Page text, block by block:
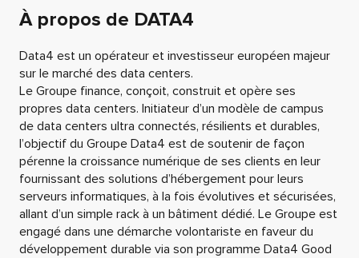
À propos de DATA4
Data4 est un opérateur et investisseur européen majeur
sur le marché des data centers.
Le Groupe finance, conçoit, construit et opère ses
propres data centers. Initiateur d’un modèle de campus
de data centers ultra connectés, résilients et durables,
l’objectif du Groupe Data4 est de soutenir de façon
pérenne la croissance numérique de ses clients en leur
fournissant des solutions d’hébergement pour leurs
serveurs informatiques, à la fois évolutives et sécurisées,
allant d’un simple rack à un bâtiment dédié. Le Groupe est
engagé dans une démarche volontariste en faveur du
développement durable via son programme Data4 Good